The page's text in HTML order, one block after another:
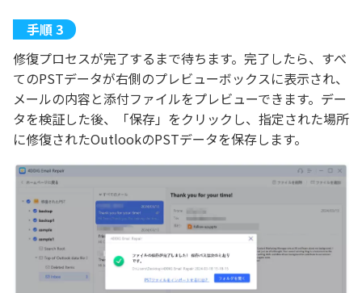
修復プロセスが完了するまで待ちます。完了したら、すべ
てのPSTデータが右側のプレビューボックスに表示され、
メールの内容と添付ファイルをプレビューできます。デー
タを検証した後、「保存」をクリックし、指定された場所
に修復されたOutlookのPSTデータを保存します。